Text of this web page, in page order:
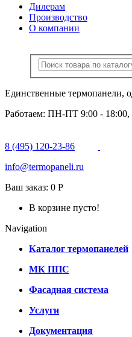
Дилерам
Производство
О компании
Единственные термопанели,
Работаем: ПН-ПТ 9:00 - 18:00,
8 (495) 120-23-86
info@termopaneli.ru
Ваш заказ: 0 Р
В корзине пусто!
Navigation
Каталог термопанелей
МК ППС
Фасадная система
Услуги
Документация